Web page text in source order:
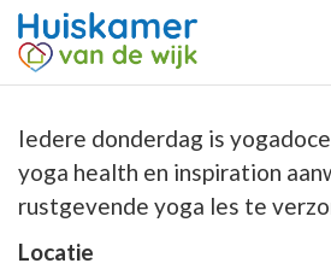
Iedere donderdag is
yoga health en inspiration
rustgevende yoga les te
Locatie